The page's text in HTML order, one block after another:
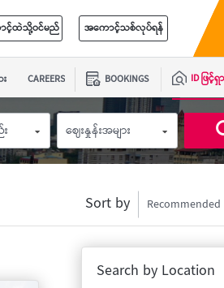
င့်ထဲသို့ဝင်မည် အကောင့်သစ်လုပ်ရန်
CAREERS BOOKINGS ID ဖြင့်ရှ
ဈေးနှုန်းအများ
Sort by Recommended
Search by Location